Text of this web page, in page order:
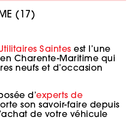
(17)
Utilitaires Saintes est l’une
Charente-Maritime qui
neufs et d’occasion
d’experts de
son savoir-faire depuis
de votre véhicule